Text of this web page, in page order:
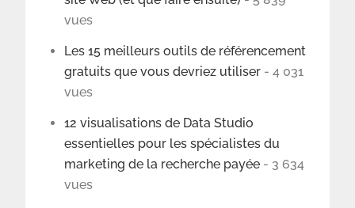
vues
Les 15 meilleurs outils de référencement
gratuits que vous devriez utiliser - 4 031
vues
12 visualisations de Data Studio
essentielles pour les spécialistes du
marketing de la recherche payée - 3 634
vues